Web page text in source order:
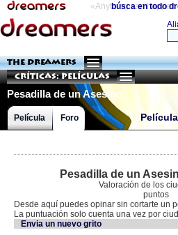
«Anything can happen
búsca en todo
THE DREAMERS
Críticas: Películas
Pesadilla de un Asesino
Película Foro
Pesadilla de un
Valoración de los
puntos
Desde aquí puedes opinar sin cortarte un
La puntuación solo cuenta una vez por
Envia un nuevo grito